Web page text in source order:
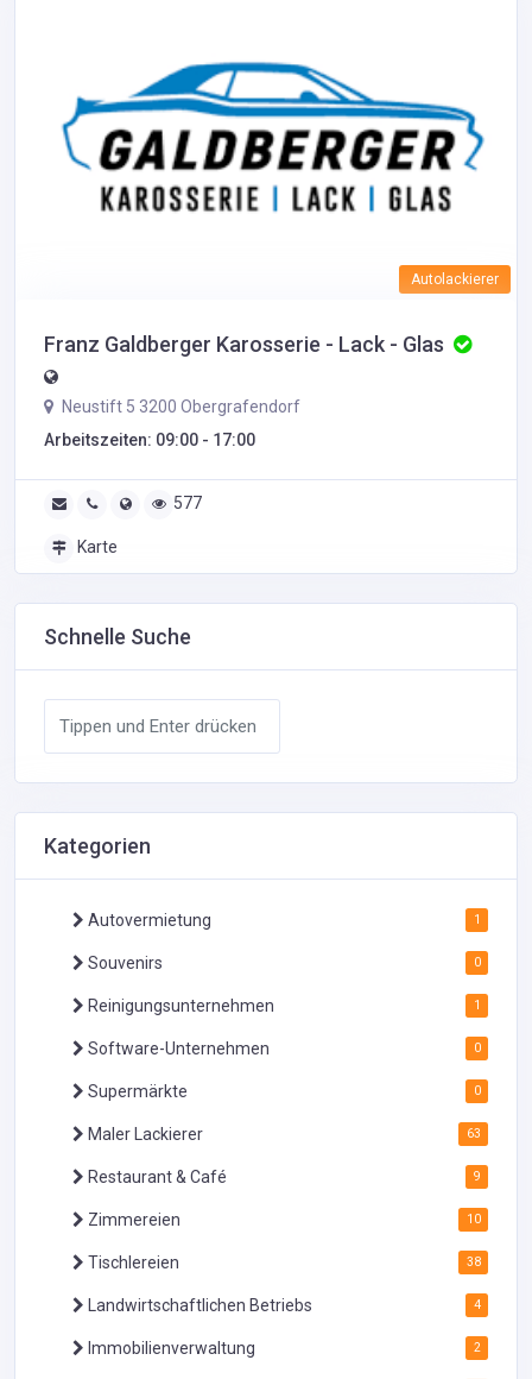
Autolackierer
Franz Galdberger Karosserie - Lack - Glas
Neustift 5 3200 Obergrafendorf
Arbeitszeiten: 09:00 - 17:00
577
Karte
Schnelle Suche
Kategorien
Autovermietung 1
Souvenirs 0
Reinigungsunternehmen 1
Software-Unternehmen 0
Supermärkte 0
Maler Lackierer 63
Restaurant & Café 9
Zimmereien 10
Tischlereien 38
Landwirtschaftlichen Betriebs 4
Immobilienverwaltung 2